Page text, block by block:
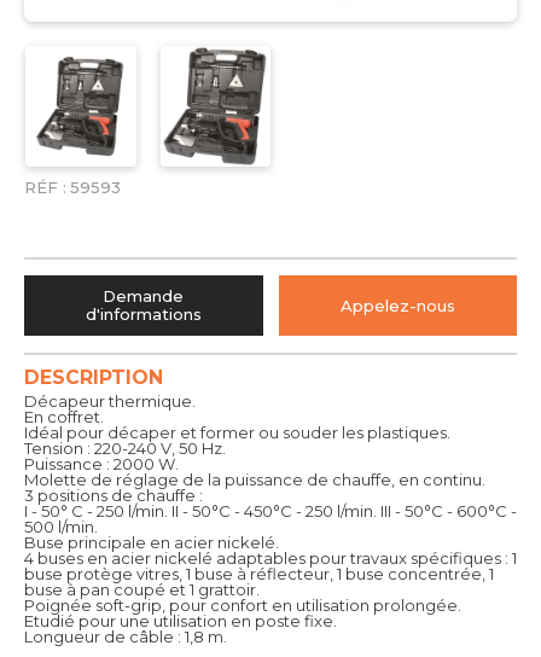
RÉF : 59593
DESCRIPTION
Décapeur thermique.
En coffret.
Idéal pour décaper et former ou souder les plastiques.
Tension : 220-240 V, 50 Hz.
Puissance : 2000 W.
Molette de réglage de la puissance de chauffe, en continu.
3 positions de chauffe :
I - 50° C - 250 l/min. II - 50°C - 450°C - 250 l/min. III - 50°C - 600°C -
500 l/min.
Buse principale en acier nickelé.
4 buses en acier nickelé adaptables pour travaux spécifiques : 1
buse protège vitres, 1 buse à réflecteur, 1 buse concentrée, 1
buse à pan coupé et 1 grattoir.
Poignée soft-grip, pour confort en utilisation prolongée.
Etudié pour une utilisation en poste fixe.
Longueur de câble : 1,8 m.
Demande
d'informations
Appelez-nous